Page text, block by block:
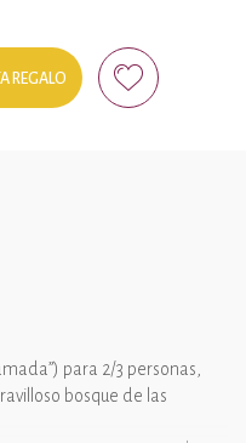
REGALO
para 2/3 personas,
bosque de las